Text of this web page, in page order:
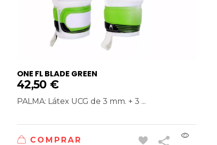
ONE FL BLADE GREEN
42,50 €
PALMA: Látex UCG de 3 mm. + 3 ...
COMPRAR